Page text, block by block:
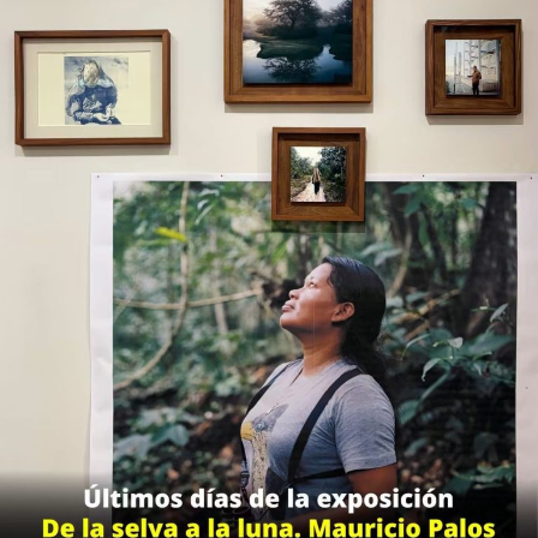
Participaron en dinámicas interactivas sobre la
evolución de los juegos de pelota ancestrales y
modernos, promoviendo el trabajo en equipo y la
actividad física.
Sobre el impacto del viaje, Héctor Eduardo Enríquez
Lara, Jefe del Departamento para la Convivencia Escolar
en la Delegación II, subrayó que la educación debe
trascender los muros del salón de clases.
El modelo de República Escolar se consolida en San José
de Iturbide como una plataforma práctica donde la
juventud ejerce la representación democrática, el
trabajo colaborativo y la toma de decisiones enfocadas